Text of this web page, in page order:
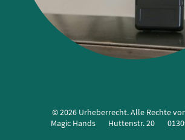
© 2026 Urheberrecht. Alle Rechte
Magic Hands Huttenstr. 20